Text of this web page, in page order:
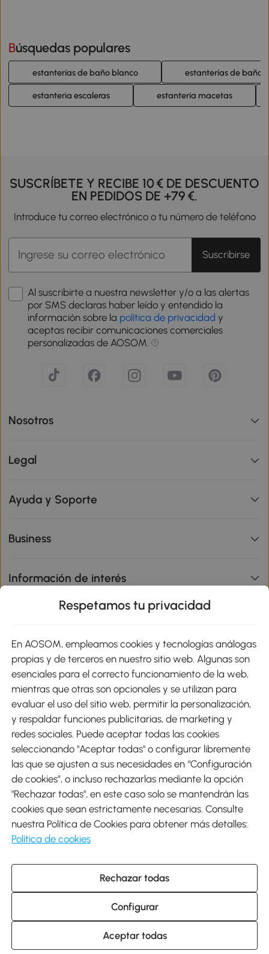
Búsquedas populares
estanterías de baño blanco estanterías de baño
estanteria escaleras estantería macetas
SUSCRÍBETE Y RECIBE 10 € DE DESCUENTO
EN PEDIDOS DE +79 €.
Introduce tu correo electrónico o tu número de teléfono
Suscribirse
Al suscribirte a nuestra newsletter y/o a las alertas
por SMS declaras haber leído y entendido la
información sobre la política de privacidad y
aceptas recibir comunicaciones comerciales
personalizadas de AOSOM.
Nosotros
Legal
Ayuda y Soporte
Business
Información de interés
Métodos de Pago
Envíos
Descargar Aosom App
Google Play
931 29 45 12 (L-V de 8:30 a 17:30h)
atencioncliente@aosom.es
C/ Roc Gros, nº 15. 08550 Els Hostalets de Balenyà (Barcelona),
España
© 2014-2026 SPANISH AOSOM, S.L (NIF: B66295775) Todos los
Respetamos tu privacidad
En AOSOM, empleamos cookies y tecnologías análogas
propias y de terceros en nuestro sitio web. Algunas son
esenciales para el correcto funcionamiento de la web,
mientras que otras son opcionales y se utilizan para
evaluar el uso del sitio web, permitir la personalización,
y respaldar funciones publicitarias, de marketing y
redes sociales. Puede aceptar todas las cookies
seleccionando "Aceptar todas" o configurar libremente
las que se ajusten a sus necesidades en “Configuración
de cookies”, o incluso rechazarlas mediante la opción
"Rechazar todas", en este caso solo se mantendrán las
cookies que sean estrictamente necesarias. Consulte
nuestra Política de Cookies para obtener más detalles:
Política de cookies
Rechazar todas
Configurar
Aceptar todas